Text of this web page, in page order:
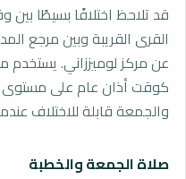
قد تلاحظ اختلافًا بسيطًا
القرى القريبة وبين مرجع
عن مركز لوميززاني. يستخدم
كوقت أذان عام على مستوى
والجمعة قابلة للاختلاف
صلاة الجمعة والخطبة